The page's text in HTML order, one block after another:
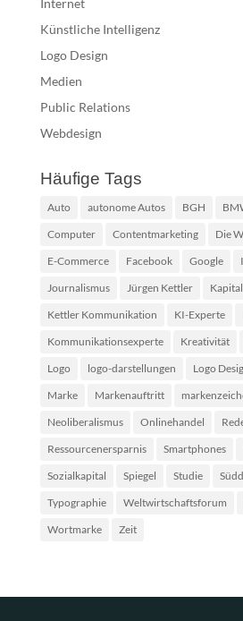
Internet
Künstliche Intelligenz
Logo Design
Medien
Public Relations
Webdesign
Häufige Tags
Auto autonome Autos BGH
Computer
Contentmarketing Die
E-Commerce
Facebook Google
Journalismus
Jürgen Kettler
Kettler Kommunikation
KI-Experte
Kommunikationsexperte
Kreativität
Logo
logo-darstellungen Logo
Marke
Markenauftritt
Neoliberalismus
Onlinehandel
Ressourcenersparnis
Smartphones
Sozialkapital
Spiegel Studie
Typographie
Weltwirtschaftsforum
Wortmarke
Zeit